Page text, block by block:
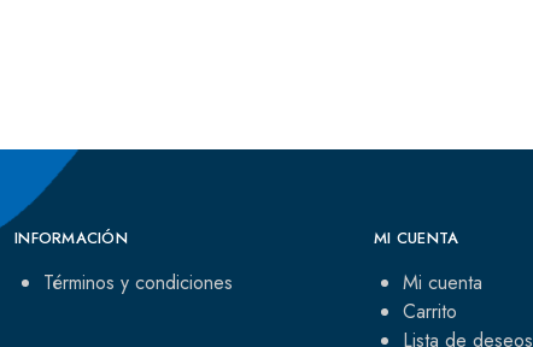
INFORMACIÓN
Términos y condiciones
MI CUENTA
Mi cuenta
Carrito
Lista de deseos